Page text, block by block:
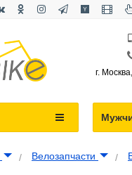
г.
Велозапчасти